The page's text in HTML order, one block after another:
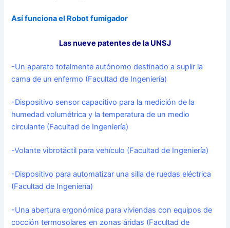
Así funciona el Robot fumigador
Las nueve patentes de la UNSJ
-Un aparato totalmente autónomo destinado a suplir la
cama de un enfermo (Facultad de Ingeniería)
-Dispositivo sensor capacitivo para la medición de la
humedad volumétrica y la temperatura de un medio
circulante (Facultad de Ingeniería)
-Volante vibrotáctil para vehículo (Facultad de Ingeniería)
-Dispositivo para automatizar una silla de ruedas eléctrica
(Facultad de Ingeniería)
-Una abertura ergonómica para viviendas con equipos de
cocción termosolares en zonas áridas (Facultad de